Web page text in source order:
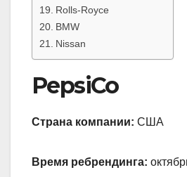
Rolls-Royce
BMW
Nissan
PepsiCo
Страна компании: США
Время ребрендинга: